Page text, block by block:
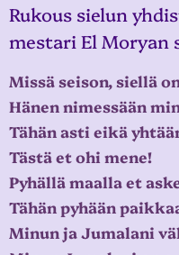
Rukous sielun
mestari El Moryan
Missä seison, siellä
Hänen nimessään
Tähän asti eikä
Tästä et ohi mene!
Pyhällä maalla et
Tähän pyhään
Minun ja Jumalani